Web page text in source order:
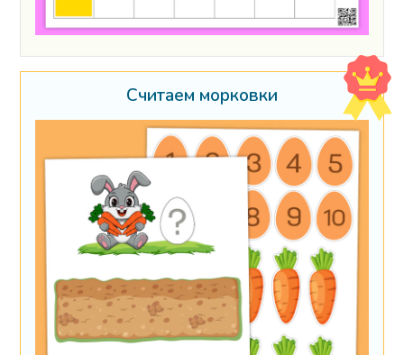
Считаем морковки